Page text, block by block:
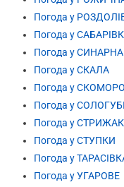
Погода у
Погода у
Погода у СИНАРНА
Погода у СКАЛА
Погода у
Погода у
Погода у
Погода у СТУПКИ
Погода у
Погода у УГАРОВЕ